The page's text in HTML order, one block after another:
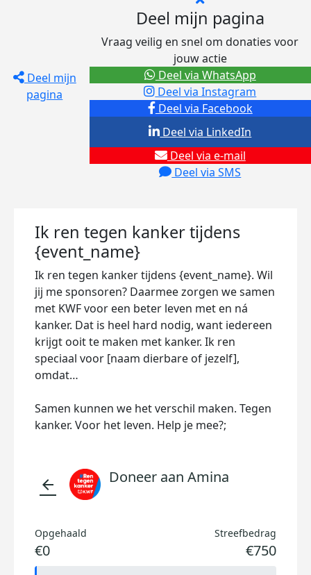
Deel mijn
pagina
Deel mijn pagina
Vraag veilig en snel om donaties voor
jouw actie
Deel via Facebook
Deel via Instagram
Deel via e-mail
Deel via SMS
Deel via LinkedIn
Deel via WhatsApp
Ik ren tegen kanker tijdens
{event_name}
Ik ren tegen kanker tijdens {event_name}. Wil
jij me sponsoren? Daarmee zorgen we samen
met KWF voor een beter leven met en ná
kanker. Dat is heel hard nodig, want iedereen
krijgt ooit te maken met kanker. Ik ren
speciaal voor [naam dierbare of jezelf],
omdat…
Samen kunnen we het verschil maken. Tegen
kanker. Voor het leven. Help je mee?;
arrow_back Doneer aan Amina
Opgehaald
€0
Streefbedrag
€750